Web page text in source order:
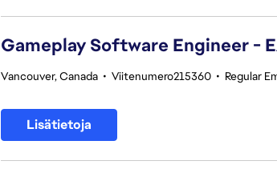
Gameplay Software Engineer -
Vancouver, Canada • Viitenumero215360 • Regular
Lisätietoja